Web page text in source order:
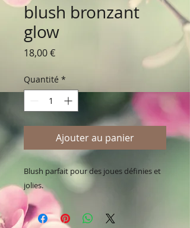
blush bronzant
glow
18,00 €Prix
Quantité *
Ajouter au panier
Blush parfait pour des joues définies et
jolies.